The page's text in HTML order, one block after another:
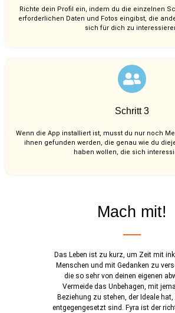
Richte dein Profil ein, indem du die einzelnen
erforderlichen Daten und Fotos eingibst, die
sich für dich zu
Schritt 3
Wenn die App installiert ist, musst du nur noch
ihnen gefunden werden, die genau wie du
haben wollen, die sich
Mach mit!
Das Leben ist zu kurz, um Zeit mit
Menschen und mit Gedanken zu
die so sehr von deinen eigenen
Vermeide das Unbehagen, mit
Beziehung zu stehen, der Ideale hat,
entgegengesetzt sind. Fyra ist der